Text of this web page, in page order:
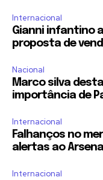
Internacional
Gianni infantino
proposta de
Nacional
Marco silva
importância de
Internacional
Falhanços no
alertas ao
Internacional